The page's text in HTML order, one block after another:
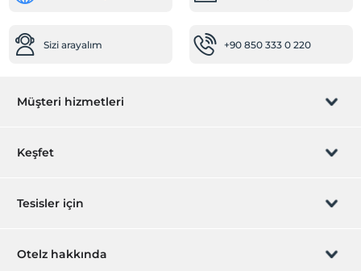
Sizi arayalım +90 850 333 0 220
Müşteri hizmetleri
Rezervasyon yönet
Keşfet
Hediye Kart
Tesisler için
Hemen tesisinizi ekleyin
Otelz hakkında